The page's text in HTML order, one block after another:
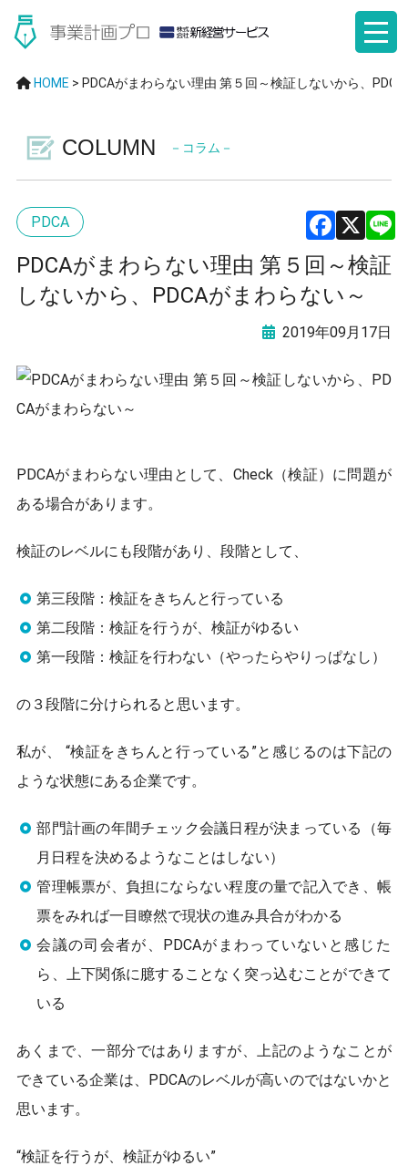
HOME > PDCAがまわらない理由 第５回～検証しないから、
COLUMN －コラム－
PDCA
F
a
ce
b
o
X
PDCAがまわらない理由 第５回～検証
しないから、PDCAがまわらない～
2019年09月17日
PDCAがまわらない理由として、Check（検証）に問題が
ある場合があります。
検証のレベルにも段階があり、段階として、
第三段階：検証をきちんと行っている
第二段階：検証を行うが、検証がゆるい
第一段階：検証を行わない（やったらやりっぱなし）
の３段階に分けられると思います。
私が、 “検証をきちんと行っている”と感じるのは下記の
ような状態にある企業です。
部門計画の年間チェック会議日程が決まっている（毎
月日程を決めるようなことはしない）
管理帳票が、負担にならない程度の量で記入でき、帳
票をみれば一目瞭然で現状の進み具合がわかる
会議の司会者が、PDCAがまわっていないと感じた
ら、上下関係に臆することなく突っ込むことができて
いる
あくまで、一部分ではありますが、上記のようなことが
できている企業は、PDCAのレベルが高いのではないかと
思います。
“検証を行うが、検証がゆるい”